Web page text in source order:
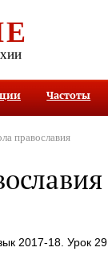
Частоты
православия
2017-18. Урок 29